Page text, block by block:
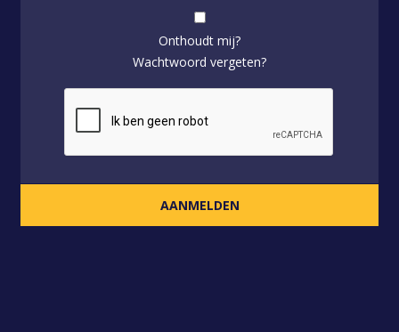
Onthoudt mij?
Wachtwoord vergeten?